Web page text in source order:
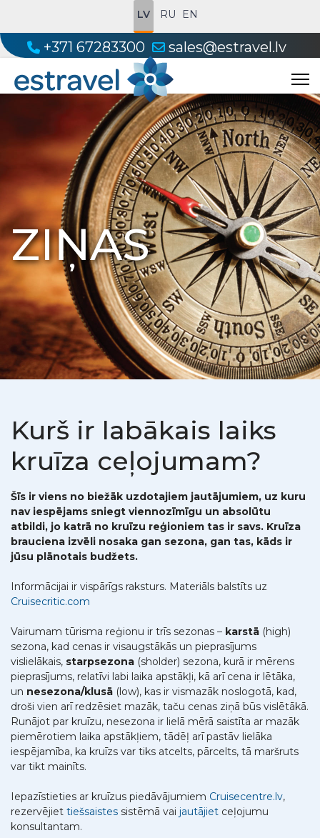
LV RU EN
+371 67283300 sales@estravel.lv
ZIŅAS
Kurš ir labākais laiks
kruīza ceļojumam?
Šīs ir viens no biežāk uzdotajiem jautājumiem, uz kuru
nav iespējams sniegt viennozīmīgu un absolūtu
atbildi, jo katrā no kruīzu reģioniem tas ir savs. Kruīza
brauciena izvēli nosaka gan sezona, gan tas, kāds ir
jūsu plānotais budžets.
Informācijai ir vispārīgs raksturs. Materiāls balstīts uz
Cruisecritic.com
Vairumam tūrisma reģionu ir trīs sezonas – karstā (high)
sezona, kad cenas ir visaugstākās un pieprasījums
vislielākais, starpsezona (sholder) sezona, kurā ir mērens
pieprasījums, relatīvi labi laika apstākļi, kā arī cena ir lētāka,
un nesezona/klusā (low), kas ir vismazāk noslogotā, kad,
droši vien arī redzēsiet mazāk, taču cenas ziņā būs vislētākā.
Runājot par kruīzu, nesezona ir lielā mērā saistīta ar mazāk
piemērotiem laika apstākļiem, tādēļ arī pastāv lielāka
iespējamība, ka kruīzs var tiks atcelts, pārcelts, tā maršruts
var tikt mainīts.
Iepazīstieties ar kruīzus piedāvājumiem Cruisecentre.lv,
rezervējiet tiešsaistes sistēmā vai jautājiet ceļojumu
konsultantam.